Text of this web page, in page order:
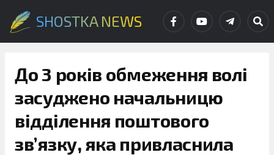
SHOSTKA NEWS
До 3 років обмеження волі
засуджено начальницю
відділення поштового
зв’язку, яка привласнила